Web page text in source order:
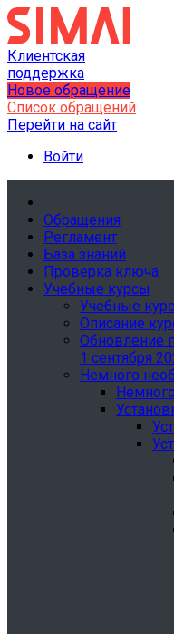
Клиентская
поддержка
Новое обращение
Список обращений
Перейти на сайт
Войти
Обращения
Регламент
База знаний
Проверка ключа
Учебные курсы
Учебные
Описание
Обновление
1 сентября
Немного